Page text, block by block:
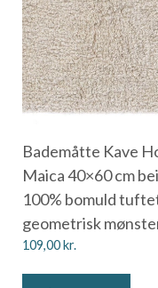
Bademåtte Kave
Maica 40×60 cm
100% bomuld
geometrisk
109,00kr.